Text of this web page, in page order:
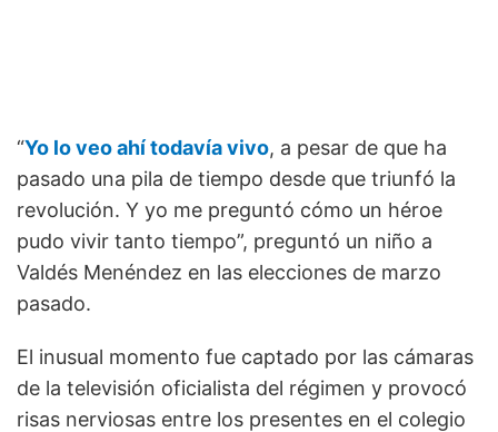
“Yo lo veo ahí todavía vivo, a pesar de que ha
pasado una pila de tiempo desde que triunfó la
revolución. Y yo me preguntó cómo un héroe
pudo vivir tanto tiempo”, preguntó un niño a
Valdés Menéndez en las elecciones de marzo
pasado.
El inusual momento fue captado por las cámaras
de la televisión oficialista del régimen y provocó
risas nerviosas entre los presentes en el colegio